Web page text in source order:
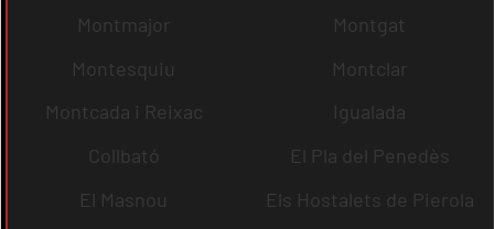
Montmajor
Montgat
Montesquiu
Montclar
Montcada i Reixac
Igualada
Collbató
El Pla del Penedès
El Masnou
Els Hostalets de Pierola